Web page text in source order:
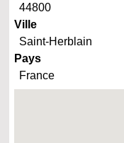
44800
Ville
Saint-Herblain
Pays
France